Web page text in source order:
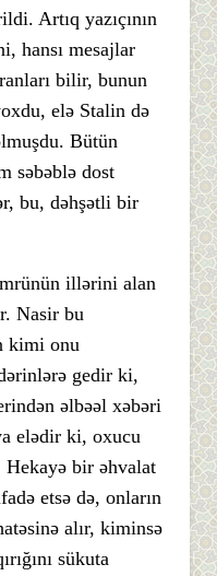
Artıq yazıçının
hansı mesajlar
bilir, bunun
elə Stalin də
Bütün
səbəblə dost
bu, dəhşətli bir
illərini alan
Nasir bu
kimi onu
gedir ki,
əlbəəl xəbəri
elədir ki, oxucu
Hekayə bir əhvalat
etsə də, onların
alır, kiminsə
sükuta